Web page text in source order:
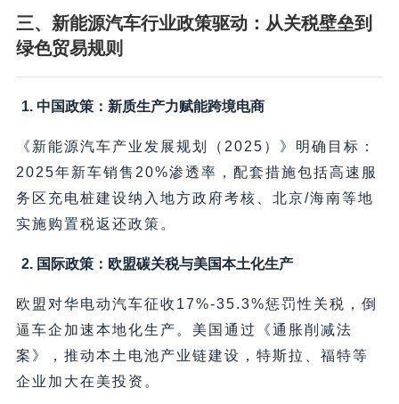
三、新能源汽车行业政策驱动：从关税壁垒到
绿色贸易规则
1. 中国政策：新质生产力赋能跨境电商
《新能源汽车产业发展规划（2025）》明确目标：
2025年新车销售20%渗透率，配套措施包括高速服
务区充电桩建设纳入地方政府考核、北京/海南等地
实施购置税返还政策。
2. 国际政策：欧盟碳关税与美国本土化生产
欧盟对华电动汽车征收17%-35.3%惩罚性关税，倒
逼车企加速本地化生产。美国通过《通胀削减法
案》，推动本土电池产业链建设，特斯拉、福特等
企业加大在美投资。